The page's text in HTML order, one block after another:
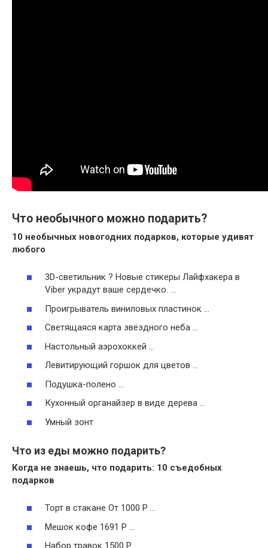
Что необычного можно подарить?
10 необычных новогодних подарков, которые удивят
любого
3D-светильник ? Новые стикеры Лайфхакера в
Viber украдут ваше сердечко. …
Проигрыватель виниловых пластинок …
Светящаяся карта звёздного неба …
Настольный аэрохоккей …
Левитирующий горшок для цветов …
Подушка-полено …
Кухонный органайзер в виде дерева …
Умный зонт
Что из еды можно подарить?
Когда не знаешь, что подарить: 10 съедобных
подарков
Торт в стакане От 1000 Р …
Мешок кофе 1691 Р …
Набор травок 1500 Р …